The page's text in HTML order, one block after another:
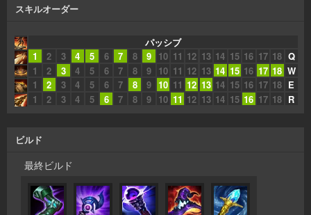
スキルオーダー
パッシブ
1
2 3 4 5 6 7 8 9 10 11 12 13 14 15 16 17 18 Q
1
2 3 4 5 6 7 8 9 10 11 12 13 14 15 16 17 18 W
1
2 3 4 5 6 7 8 9 10 11 12 13 14 15 16 17 18 E
1
2 3 4 5 6 7 8 9 10 11 12 13 14 15 16 17 18 R
ビルド
最終ビルド